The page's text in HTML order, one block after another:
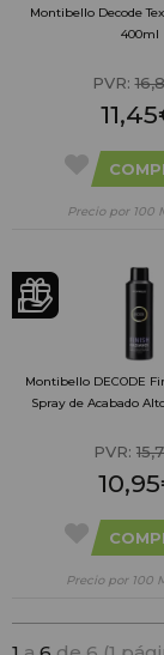
Montibello Decode
400ml
PVR:
Precio por 100
Montibello DECODE
Spray de Acabado
PVR:
Precio por 100